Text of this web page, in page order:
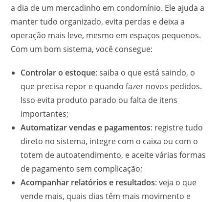
a dia de um mercadinho em condomínio. Ele ajuda a
manter tudo organizado, evita perdas e deixa a
operação mais leve, mesmo em espaços pequenos.
Com um bom sistema, você consegue:
Controlar o estoque: saiba o que está saindo, o
que precisa repor e quando fazer novos pedidos.
Isso evita produto parado ou falta de itens
importantes;
Automatizar vendas e pagamentos: registre tudo
direto no sistema, integre com o caixa ou com o
totem de autoatendimento, e aceite várias formas
de pagamento sem complicação;
Acompanhar relatórios e resultados: veja o que
vende mais, quais dias têm mais movimento e